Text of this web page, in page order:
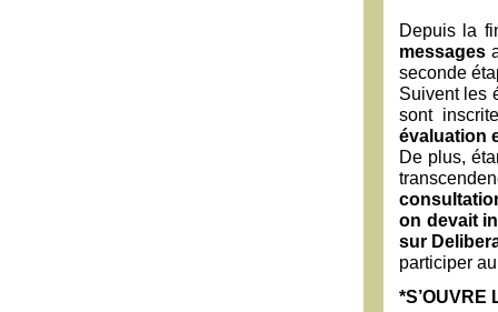
Depuis la
messages
seconde
Suivent les
sont
évaluation
De plus,
on devait
sur
participer
*S’OUVRE